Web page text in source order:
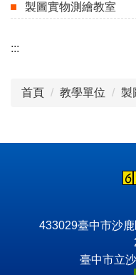
製圖實物測繪教室
:::
首頁 教學單位 製
433029臺中市沙
臺中市立